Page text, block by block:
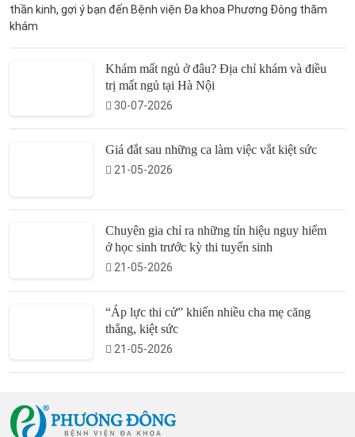
thần kinh, gợi ý bạn đến Bệnh viện Đa khoa Phương Đông thăm
khám
Khám mất ngủ ở đâu? Địa chỉ khám và điều
trị mất ngủ tại Hà Nội
30-07-2026
Giá đắt sau những ca làm việc vắt kiệt sức
21-05-2026
Chuyên gia chỉ ra những tín hiệu nguy hiểm
ở học sinh trước kỳ thi tuyển sinh
21-05-2026
“Áp lực thi cử” khiến nhiều cha mẹ căng
thẳng, kiệt sức
21-05-2026